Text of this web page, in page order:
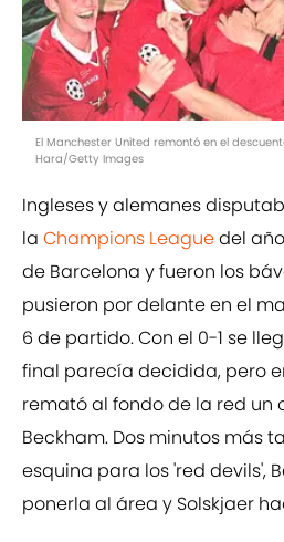
El Manchester United remontó en el
Hara/Getty Images
Ingleses y alemanes
la Champions Leaguedel
de Barcelona y fueron los
pusieron por delante en el
6 de partido. Con el 0-1 se
final parecía decidida, pero
remató al fondo de la red un
Beckham. Dos minutos más
esquina para los 'red devils',
ponerla al área y Solskjaer